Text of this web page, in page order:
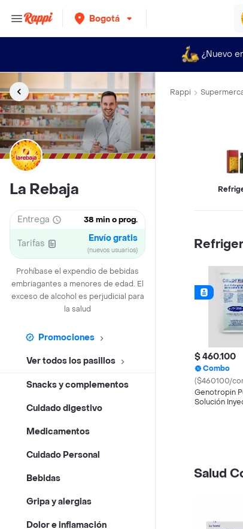
Bogotá
¿Nuevo
La Rebaja
Entrega 38 min o prog.
Tarifas Envío gratis
(nuevos usuarios)
Prohíbase el expendio de bebidas
embriagantes a menores de edad. El
exceso de alcohol es perjudicial para
la salud
Promociones
Ver todos los pasillos
Snacks y complementos
Cuidado digestivo
Medicamentos
Cuidado Personal
Bebidas
Gripa y alergias
Dolor e inflamación
Rappi
$ 460.100
Combo
($460100/
Genotropin
Solución
Salud